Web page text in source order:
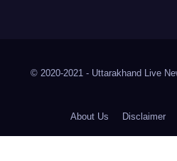
© 2020-2021 - Uttarakhand Live
About Us Disclaimer